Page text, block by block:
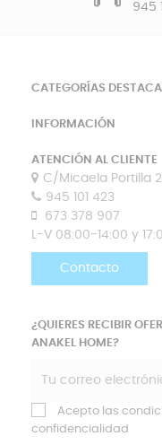
945
CATEGORÍAS
INFORMACIÓN
ATENCIÓN AL CLIENTE
C/Micaela Portilla
945 101 423
673 378 907
L-V 08:00-14:00 y
Contacto
¿QUIERES RECIBIR
ANAKEL HOME?
Acepto las
confidencialidad